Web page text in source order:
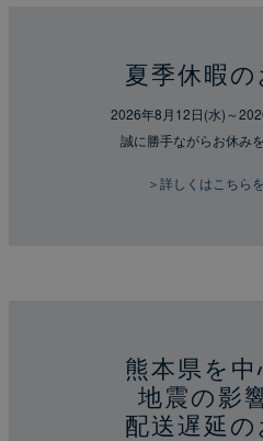
夏季休暇
2026年8月12日(水)～
誠に勝手ながらお休み
＞詳しくはこちら
熊本県を中
地震の影
配送遅延